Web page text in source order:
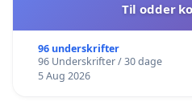
Til odder
96 underskrifter
96 Underskrifter / 30 dage
5 Aug 2026